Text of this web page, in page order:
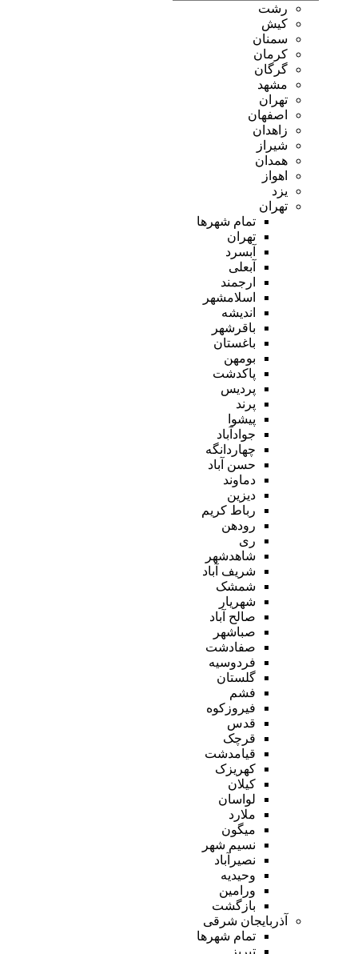
رشت
کیش
سمنان
کرمان
گرگان
مشهد
تهران
اصفهان
زاهدان
شیراز
همدان
اهواز
یزد
تهران
تمام شهر‌ها
تهران
آبسرد
آبعلی
ارجمند
اسلامشهر
اندیشه
باقرشهر
باغستان
بومهن
پاکدشت
پردیس
پرند
پیشوا
جوادآباد
چهاردانگه
حسن آباد
دماوند
دیزین
رباط کریم
رودهن
ری
شاهدشهر
شریف آباد
شمشک
شهریار
صالح آباد
صباشهر
صفادشت
فردوسیه
گلستان
فشم
فیروزکوه
قدس
قرچک
قیامدشت
کهریزک
کیلان
لواسان
ملارد
میگون
نسیم شهر
نصیرآباد
وحیدیه
ورامین
بازگشت
آذربایجان شرقی
تمام شهر‌ها
تبریز